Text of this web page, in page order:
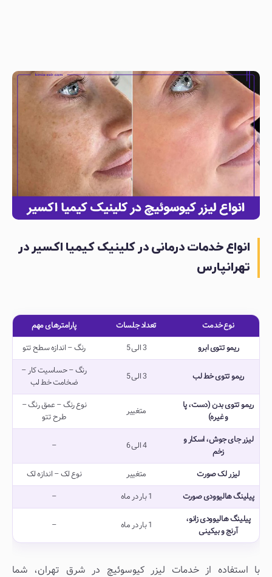
انواع خدمات درمانی در کلینیک کیمیا اکسیر در
تهرانپارس
نوع خدمت تعداد جلسات
پارامترهای مهم
ریمو تتوی ابرو
3 الی 5 رنگ – اندازه سطح تتو
ریمو تتوی خط لب 3 الی 5
رنگ – حساسیت کار –
ضخامت خط لب
ریمو تتوی بدن (دست، پا
و غیره)
متغییر
نوع رنگ – عمق رنگ –
طرح تتو
لیزر جای جوش، اسکار و
زخم
4 الی 6 –
لیزر لک صورت متغییر
نوع لک – اندازه لک
پیلینگ هالیوودی صورت
1 بار در ماه
–
پیلینگ هالیوودی زانو،
آرنج و بیکینی
1 بار در ماه –
با استفاده از خدمات لیزر کیوسوئیچ در شرق تهران، شما